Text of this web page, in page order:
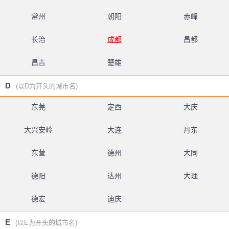
常州 朝阳 赤峰
长治 成都 昌都
昌吉 楚雄
D (以D为开头的城市名)
东莞 定西 大庆
大兴安岭 大连 丹东
东营 德州 大同
德阳 达州 大理
德宏 迪庆
E (以E为开头的城市名)